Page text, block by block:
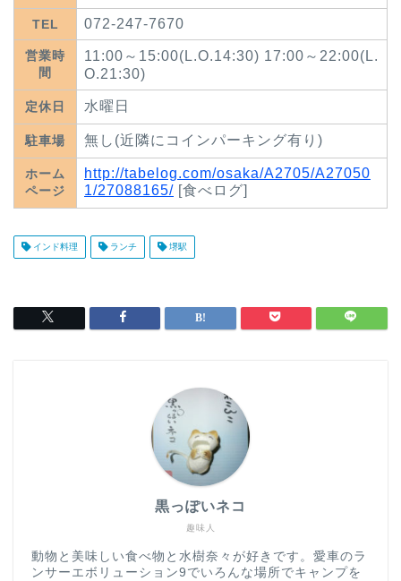
TEL 072-247-7670
営業時
間
11:00～15:00(L.O.14:30) 17:00～22:00(L.
O.21:30)
定休日 水曜日
駐車場 無し(近隣にコインパーキング有り)
ホーム
ページ
http://tabelog.com/osaka/A2705/A27050
1/27088165/ [食べログ]
インド料理 ランチ 堺駅
趣味人
黒っぽいネコ
動物と美味しい食べ物と水樹奈々が好きです。愛車のラ
ンサーエボリューション9でいろんな場所でキャンプを